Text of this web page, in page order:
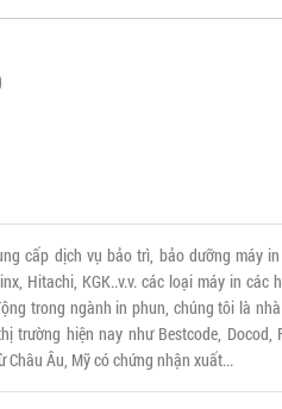
cấp dịch vụ bảo trì, bảo dưỡng máy
Hitachi, KGK..v.v. các loại máy in
trong ngành in phun, chúng tôi là
trường hiện nay như Bestcode, Docod,
Châu Âu, Mỹ có chứng nhận xuất...